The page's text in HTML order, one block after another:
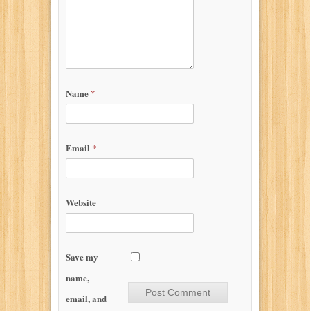
Name *
Email *
Website
Save my
name,
email, and